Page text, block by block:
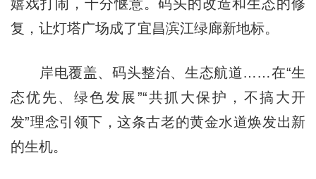
嬉戏打闹，十分惬意。码头的改造和生态的修
复，让灯塔广场成了宜昌滨江绿廊新地标。
岸电覆盖、码头整治、生态航道……在“生
态优先、绿色发展”“共抓大保护，不搞大开
发”理念引领下，这条古老的黄金水道焕发出新
的生机。